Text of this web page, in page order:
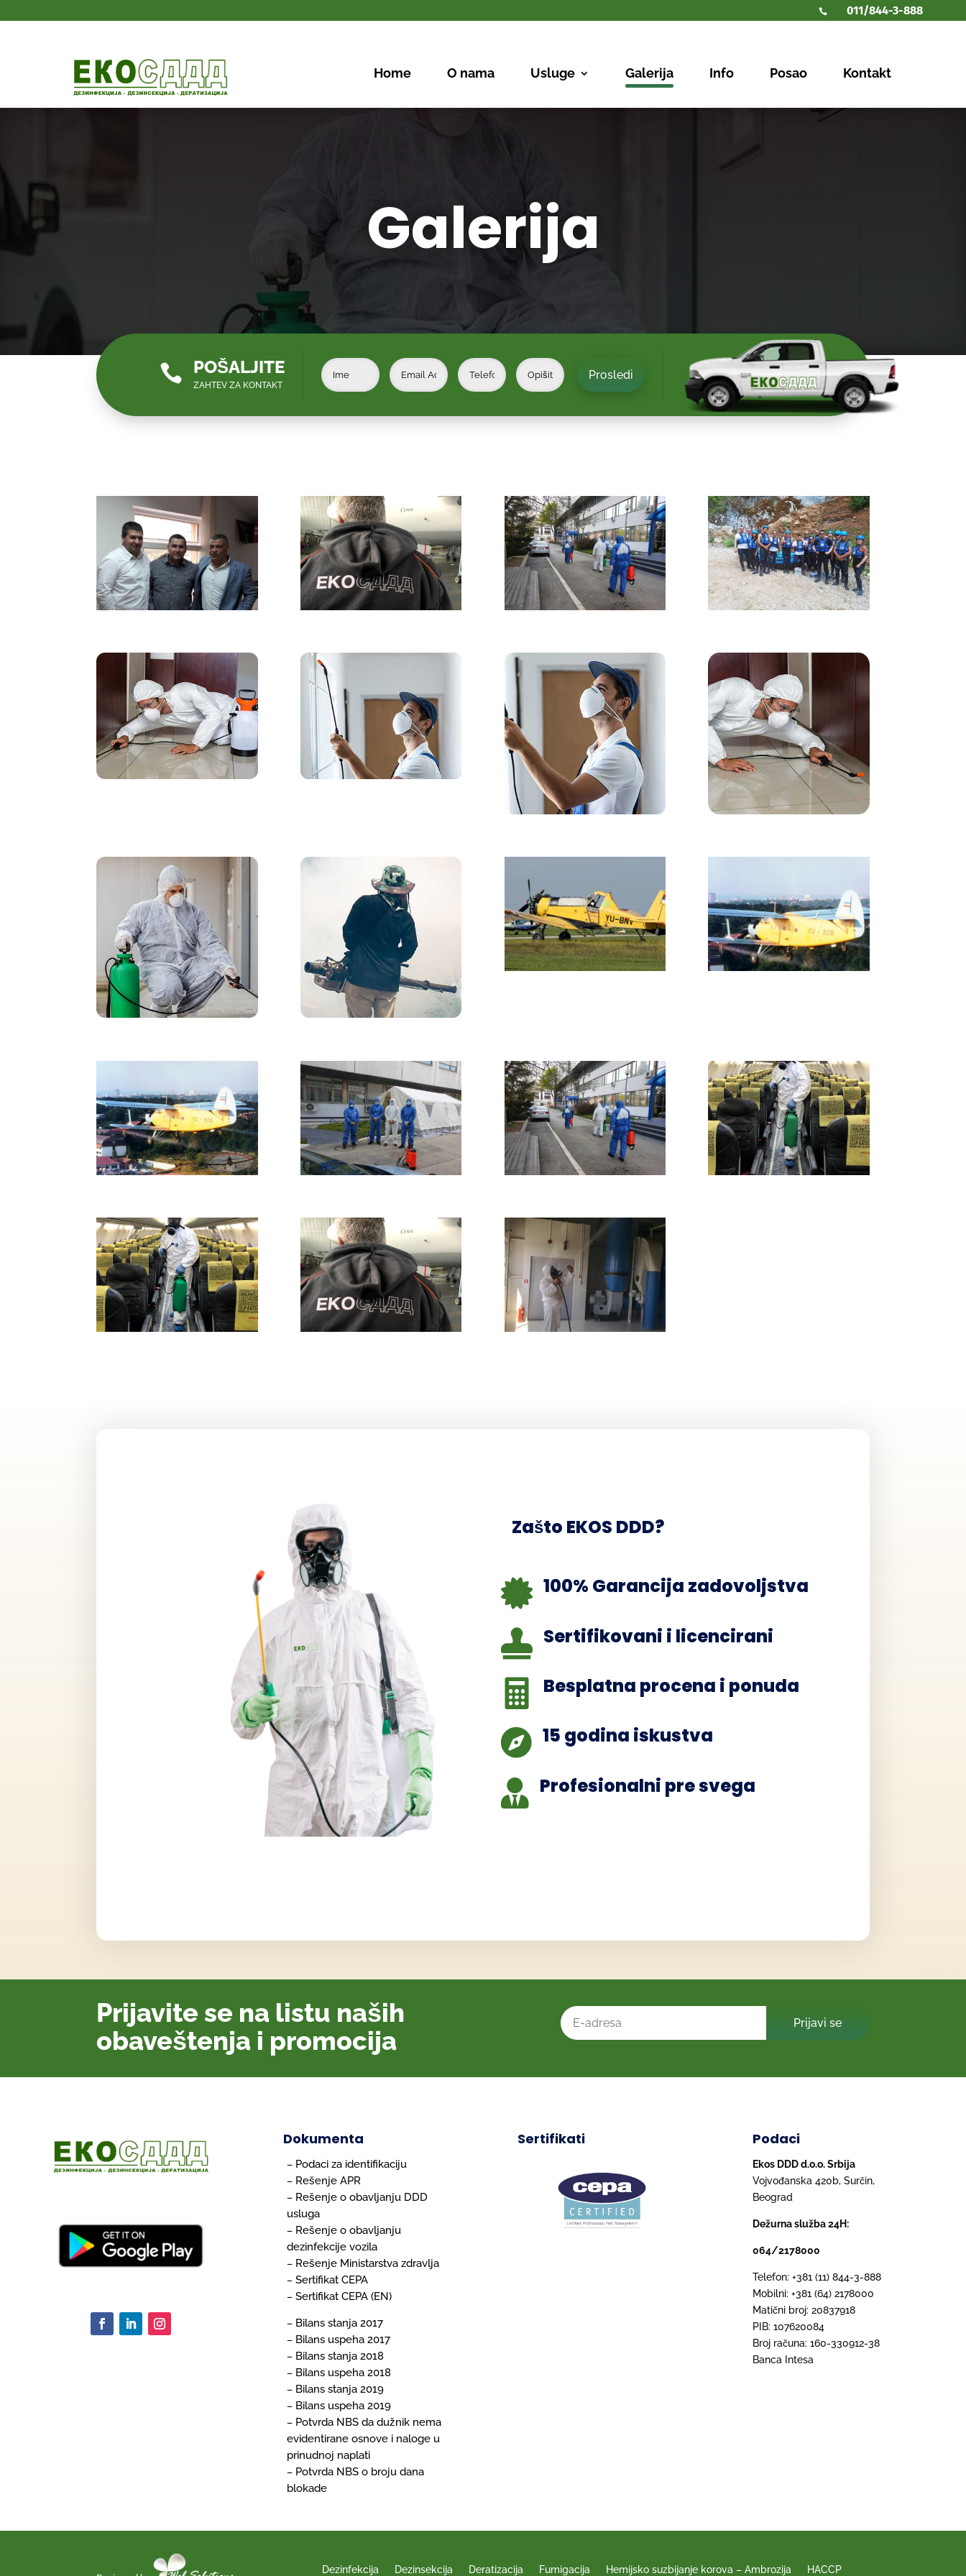
 011/844-3-888
Home O nama Usluge Galerija Info Posao Kontakt
Galerija
 POŠALJITE
ZAHTEV ZA KONTAKT
Prosledi
Zašto EKOS DDD?
 100% Garancija zadovoljstva
 Sertifikovani i licencirani
 Besplatna procena i ponuda
 15 godina iskustva
 Profesionalni pre svega
Prijavite se na listu naših
obaveštenja i promocija
Prijavi se
Dokumenta
– Podaci za identifikaciju
– Rešenje APR
– Rešenje o obavljanju DDD
usluga
– Rešenje o obavljanju
dezinfekcije vozila
– Rešenje Ministarstva zdravlja
– Sertifikat CEPA
– Sertifikat CEPA (EN)
– Bilans stanja 2017
– Bilans uspeha 2017
– Bilans stanja 2018
– Bilans uspeha 2018
– Bilans stanja 2019
– Bilans uspeha 2019
– Potvrda NBS da dužnik nema
evidentirane osnove i naloge u
prinudnoj naplati
– Potvrda NBS o broju dana
blokade
Sertifikati Podaci
Ekos DDD d.o.o. Srbija
Vojvođanska 420b, Surčin,
Beograd
Dežurna služba 24H:
064/2178000
Telefon: +381 (11) 844-3-888
Mobilni: +381 (64) 2178000
Matični broj: 20837918
PIB: 107620084
Broj računa: 160-330912-38
Banca Intesa
Dezinfekcija Dezinsekcija Deratizacija Fumigacija Hemijsko suzbijanje korova – Ambrozija HACCP